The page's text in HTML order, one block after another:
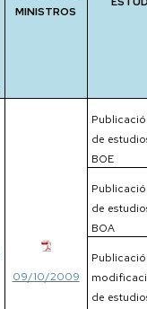
MINISTROS
09/10/2009
de
BOE
de
BOA
de